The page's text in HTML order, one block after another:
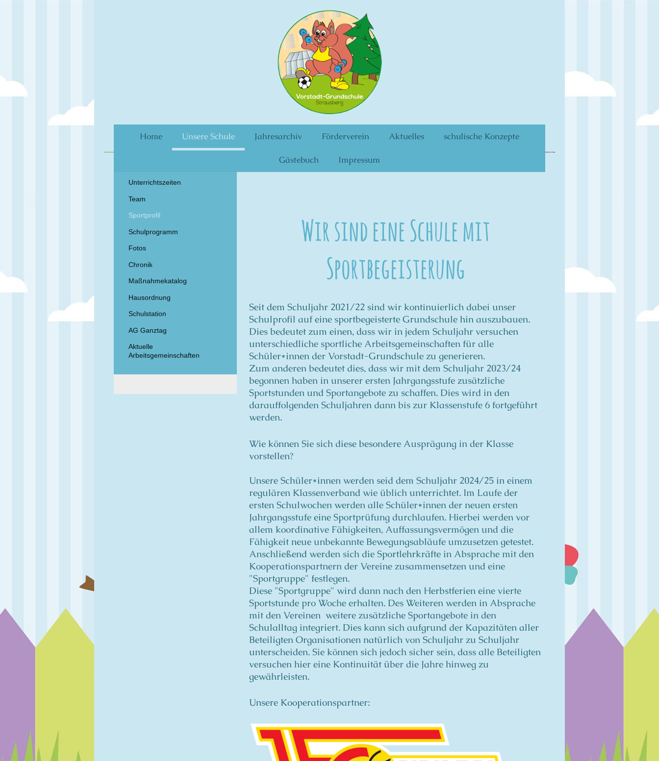
Home Unsere Schule Jahresarchiv Förderverein Aktuelles schulische Konzepte
Gästebuch Impressum
Vorstadt Grundschule
Strausberg
Wir sind eine Schule mit
Sportbegeisterung
Seit dem Schuljahr 2021/22 sind wir kontinuierlich dabei unser
Schulprofil auf eine sportbegeisterte Grundschule hin auszubauen.
Dies bedeutet zum einen, dass wir in jedem Schuljahr versuchen
unterschiedliche sportliche Arbeitsgemeinschaften für alle
Schüler*innen der Vorstadt-Grundschule zu generieren.
Zum anderen bedeutet dies, dass wir mit dem Schuljahr 2023/24
begonnen haben in unserer ersten Jahrgangsstufe zusätzliche
Sportstunden und Sportangebote zu schaffen. Dies wird in den
darauffolgenden Schuljahren dann bis zur Klassenstufe 6 fortgeführt
werden.
Wie können Sie sich diese besondere Ausprägung in der Klasse
vorstellen?
Unsere Schüler*innen werden seid dem Schuljahr 2024/25 in einem
regulären Klassenverband wie üblich unterrichtet. Im Laufe der
ersten Schulwochen werden alle Schüler*innen der neuen ersten
Jahrgangsstufe eine Sportprüfung durchlaufen. Hierbei werden vor
allem koordinative Fähigkeiten, Auffassungsvermögen und die
Fähigkeit neue unbekannte Bewegungsabläufe umzusetzen getestet.
Anschließend werden sich die Sportlehrkräfte in Absprache mit den
Kooperationspartnern der Vereine zusammensetzen und eine
"Sportgruppe" festlegen.
Diese "Sportgruppe" wird dann nach den Herbstferien eine vierte
Sportstunde pro Woche erhalten. Des Weiteren werden in Absprache
mit den Vereinen weitere zusätzliche Sportangebote in den
Schulalltag integriert. Dies kann sich aufgrund der Kapazitäten aller
Beteiligten Organisationen natürlich von Schuljahr zu Schuljahr
unterscheiden. Sie können sich jedoch sicher sein, dass alle Beteiligten
versuchen hier eine Kontinuität über die Jahre hinweg zu
gewährleisten.
Unsere Kooperationspartner:
Unterrichtszeiten
Team
Sportprofil
Schulprogramm
Fotos
Chronik
Maßnahmekatalog
Hausordnung
Schulstation
AG Ganztag
Aktuelle
Arbeitsgemeinschaften